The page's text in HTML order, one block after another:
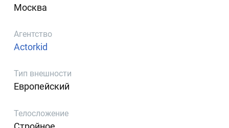
Москва
Агентство
Actorkid
Тип внешности
Европейский
Телосложение